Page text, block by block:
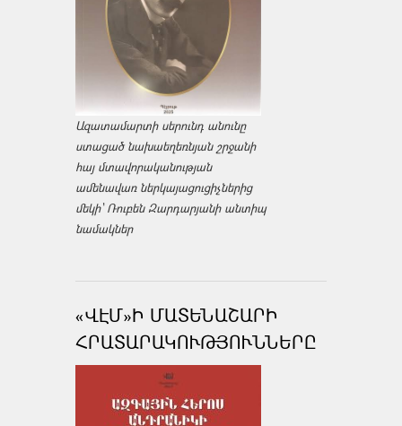
Ազատամարտի սերունդ անունը
ստացած նախաեղեռնյան շրջանի
հայ մտավորականության
ամենավառ ներկայացուցիչներից
մեկի՝ Ռուբեն Զարդարյանի անտիպ
նամակներ
«ՎԷՄ»Ի ՄԱՏԵՆԱՇԱՐԻ
ՀՐԱՏԱՐԱԿՈՒԹՅՈՒՆՆԵՐԸ